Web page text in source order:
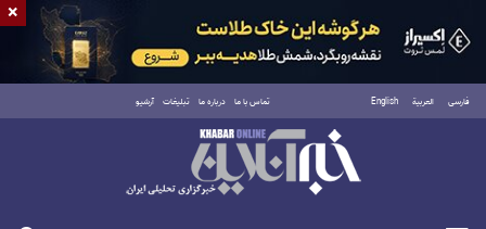
فارسی العربية English تماس با ما درباره ما تبلیغات آرشیو
جمعه ۱۶ مرداد ۱۴۰۵
×